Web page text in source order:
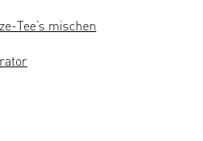
Tee’s mischen